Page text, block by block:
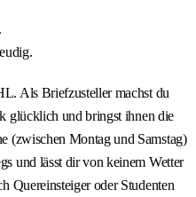
Als Briefzusteller machst du
glücklich und bringst ihnen die
(zwischen Montag und Samstag)
und lässt dir von keinem Wetter
Quereinsteiger oder Studenten